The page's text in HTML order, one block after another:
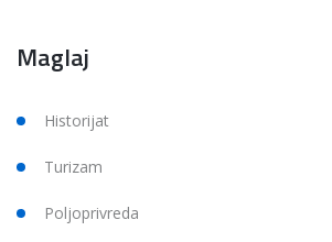
Maglaj
Historijat
Turizam
Poljoprivreda